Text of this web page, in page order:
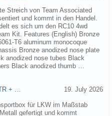
Streich von Team Associated
und kommt in den Handel.
es sich um den RC10 4wd
Kit. Features (English) Bronze
T6 aluminum monocoque
Bronze anodized nose plate
anodized nose tubes Black
Black anodized thumb …
+ … 19. July 2026
für LKW im Maßstab
gefertigt und kommt